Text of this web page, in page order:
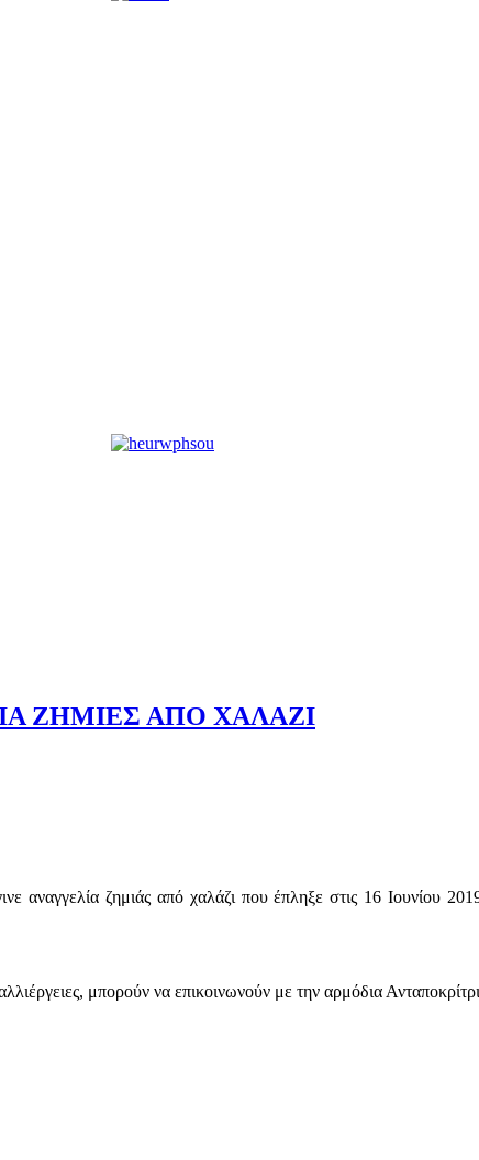
ΖΗΜΙΕΣ ΑΠΟ ΧΑΛΑΖΙ
αναγγελία ζημιάς από χαλάζι που έπληξε στις 16 Ιουνίου
μπορούν να επικοινωνούν με την αρμόδια